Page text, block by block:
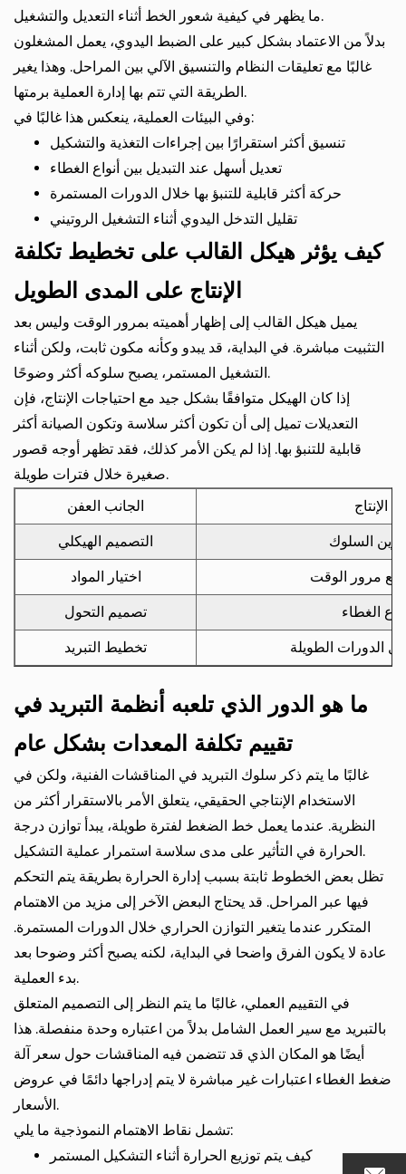
ما يظهر في كيفية شعور الخط أثناء التعديل والتشغيل.
بدلاً من الاعتماد بشكل كبير على الضبط اليدوي، يعمل المشغلون
غالبًا مع تعليقات النظام والتنسيق الآلي بين المراحل. وهذا يغير
الطريقة التي تتم بها إدارة العملية برمتها.
وفي البيئات العملية، ينعكس هذا غالبًا في:
تنسيق أكثر استقرارًا بين إجراءات التغذية والتشكيل
تعديل أسهل عند التبديل بين أنواع الغطاء
حركة أكثر قابلية للتنبؤ بها خلال الدورات المستمرة
تقليل التدخل اليدوي أثناء التشغيل الروتيني
كيف يؤثر هيكل القالب على تخطيط تكلفة
الإنتاج على المدى الطويل
يميل هيكل القالب إلى إظهار أهميته بمرور الوقت وليس بعد
التثبيت مباشرة. في البداية، قد يبدو وكأنه مكون ثابت، ولكن أثناء
التشغيل المستمر، يصبح سلوكه أكثر وضوحًا.
إذا كان الهيكل متوافقًا بشكل جيد مع احتياجات الإنتاج، فإن
التعديلات تميل إلى أن تكون أكثر سلاسة وتكون الصيانة أكثر
قابلية للتنبؤ بها. إذا لم يكن الأمر كذلك، فقد تظهر أوجه قصور
صغيرة خلال فترات طويلة.
الجانب العفن
الإنتاج
التصميم الهيكلي السلوك
اختيار المواد مع مرور الوقت
تصميم التحول الغطاء
تخطيط التبريد الدورات الطويلة
ما هو الدور الذي تلعبه أنظمة التبريد في
تقييم تكلفة المعدات بشكل عام
غالبًا ما يتم ذكر سلوك التبريد في المناقشات الفنية، ولكن في
الاستخدام الإنتاجي الحقيقي، يتعلق الأمر بالاستقرار أكثر من
النظرية. عندما يعمل خط الضغط لفترة طويلة، يبدأ توازن درجة
الحرارة في التأثير على مدى سلاسة استمرار عملية التشكيل.
تظل بعض الخطوط ثابتة بسبب إدارة الحرارة بطريقة يتم التحكم
فيها عبر المراحل. قد يحتاج البعض الآخر إلى مزيد من الاهتمام
المتكرر عندما يتغير التوازن الحراري خلال الدورات المستمرة.
عادة لا يكون الفرق واضحا في البداية، لكنه يصبح أكثر وضوحا بعد
بدء العملية.
في التقييم العملي، غالبًا ما يتم النظر إلى التصميم المتعلق
بالتبريد مع سير العمل الشامل بدلاً من اعتباره وحدة منفصلة. هذا
أيضًا هو المكان الذي قد تتضمن فيه المناقشات حول سعر آلة
ضغط الغطاء اعتبارات غير مباشرة لا يتم إدراجها دائمًا في عروض
الأسعار.
تشمل نقاط الاهتمام النموذجية ما يلي:
كيف يتم توزيع الحرارة أثناء التشكيل المستمر